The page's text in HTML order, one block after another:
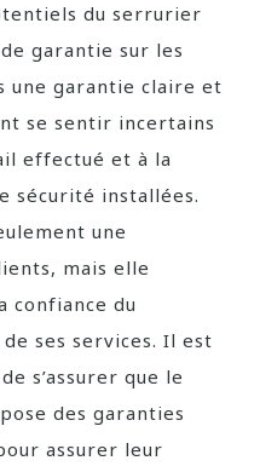
du serrurier
garantie sur les
une garantie claire et
se sentir incertains
effectué et à la
sécurité installées.
une
mais elle
confiance du
ses services. Il est
s’assurer que le
des garanties
assurer leur